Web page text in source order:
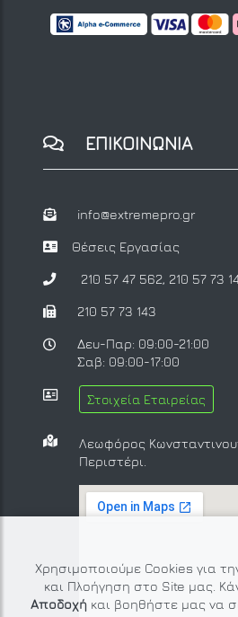
Χρησιμοποιούμε Cookies για
και Πλοήγηση στο Site μας.
Αποδοχήκαι βοηθήστε μας να
ΕΠΙΚΟΙΝΩΝΙΑ
info@extremepro.gr
Θέσεις Εργασίας
210 57 47 562, 210 57 73
210 57 73 143
Δευ-Παρ: 09:00-21:00
Σαβ: 09:00-17:00
Στοιχεία Εταιρείας
Λεωφόρος
Περιστέρι.